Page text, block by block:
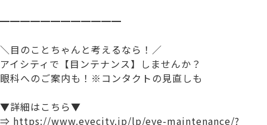
━━━━━━━━━━━━
＼目のことちゃんと考えるなら！／
アイシティで【目ンテナンス】しませんか？
眼科へのご案内も！※コンタクトの見直しも
▼詳細はこちら▼
⇒ https://www.eyecity.jp/lp/eye-maintenance/?